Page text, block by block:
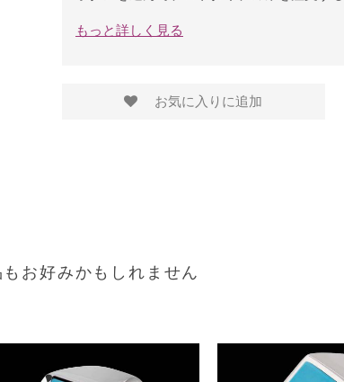
もっと詳しく見る
お気に入りに追加
お好みかもしれません